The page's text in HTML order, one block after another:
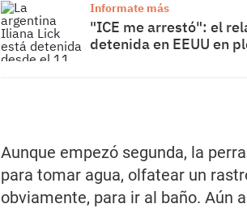
Informate más
"ICE me arrestó": el
detenida en EEUU en
Aunque empezó segunda, la
para tomar agua, olfatear un
obviamente, para ir al baño. Aún